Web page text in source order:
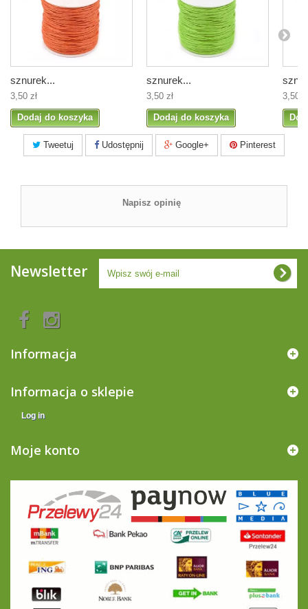
sznurek...
3,50 zł
Dodaj do koszyka
sznurek...
3,50 zł
Dodaj do koszyka
3,50
Tweetuj Udostępnij Google+ Pinterest
Napisz opinię
Newsletter
Informacja
Informacja o sklepie
Log in
Moje konto